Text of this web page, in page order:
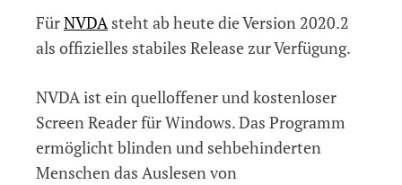
2020.2
veröffentlicht
FürNVDA steht ab heute die Version 2020.2
als offizielles stabiles Release zur Verfügung.
NVDA ist ein quelloffener und kostenloser
Screen Reader für Windows. Das Programm
ermöglicht blinden und sehbehinderten
Menschen das Auslesen von